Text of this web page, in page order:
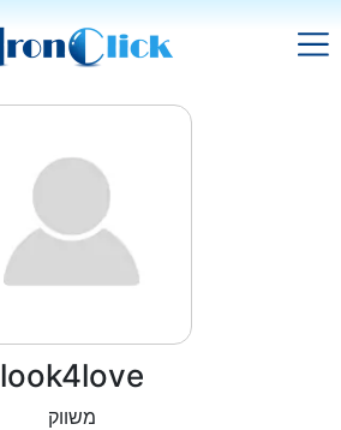
look4love
משווק